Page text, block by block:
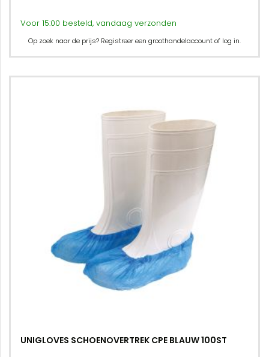
Voor 15:00 besteld, vandaag verzonden
Op zoek naar de prijs? Registreer een groothandelaccount of log in.
UNIGLOVES SCHOENOVERTREK CPE BLAUW 100ST